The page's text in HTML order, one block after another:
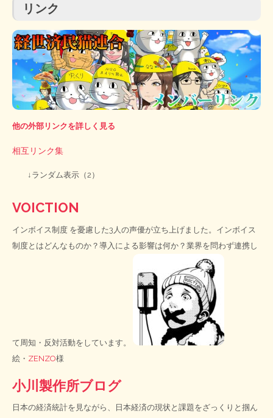
リンク
他の外部リンクを詳しく見る
相互リンク集
↓ランダム表示（2）
VOICTION
インボイス制度 を憂慮した3人の声優が立ち上げました。インボイス
制度とはどんなものか？導入による影響は何か？業界を問わず連携し
て周知・反対活動をしています。
絵・ ZENZO様
小川製作所ブログ
日本の経済統計を見ながら、日本経済の現状と課題をざっくりと掴ん